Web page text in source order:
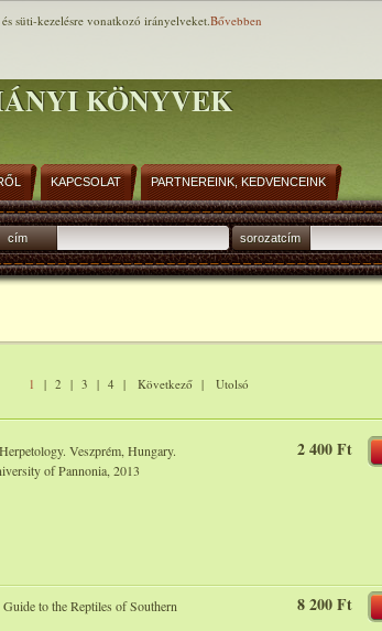
KÖNYVEK
KAPCSOLAT PARTNEREINK, KEDVENCEINK
cím sorozatcím
1 | 2 | 3 | 4 | Következő | Utolsó
Veszprém, Hungary.
of Pannonia, 2013
2 400 Ft
to the Reptiles of Southern
8 200 Ft
süti-kezelésre vonatkozó irányelveket.Bővebben